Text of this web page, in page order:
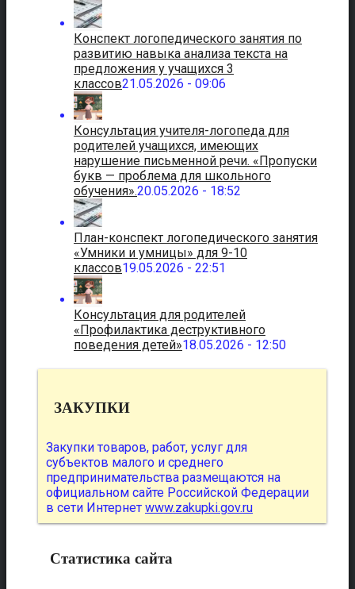
Конспект логопедического занятия по
развитию навыка анализа текста на
предложения у учащихся 3
классов21.05.2026 - 09:06
Консультация учителя-логопеда для
родителей учащихся, имеющих
нарушение письменной речи. «Пропуски
букв — проблема для школьного
обучения».20.05.2026 - 18:52
План-конспект логопедического занятия
«Умники и умницы» для 9-10
классов19.05.2026 - 22:51
Консультация для родителей
«Профилактика деструктивного
поведения детей»18.05.2026 - 12:50
ЗАКУПКИ
Закупки товаров, работ, услуг для
субъектов малого и среднего
предпринимательства размещаются на
официальном сайте Российской Федерации
в сети Интернет www.zakupki.gov.ru
Статистика сайта